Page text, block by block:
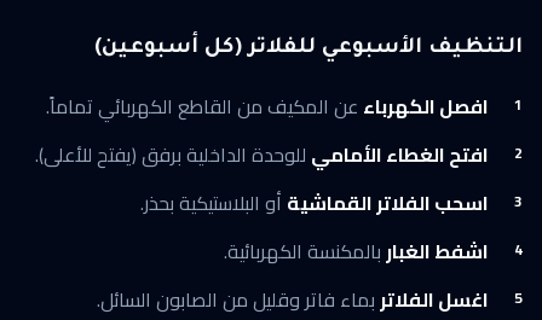
التنظيف الأسبوعي للفلاتر (كل أسبوعين)
افصل الكهرباء عن المكيف من القاطع الكهربائي تماماً.
افتح الغطاء الأمامي للوحدة الداخلية برفق (يفتح للأعلى).
اسحب الفلاتر القماشية أو البلاستيكية بحذر.
اشفط الغباربالمكنسة الكهربائية.
اغسل الفلاتربماء فاتر وقليل من الصابون السائل.